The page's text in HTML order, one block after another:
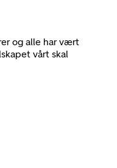
og alle har vært
vårt skal